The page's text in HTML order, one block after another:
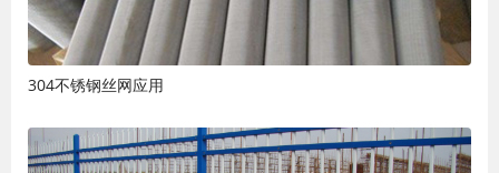
304不锈钢丝网应用